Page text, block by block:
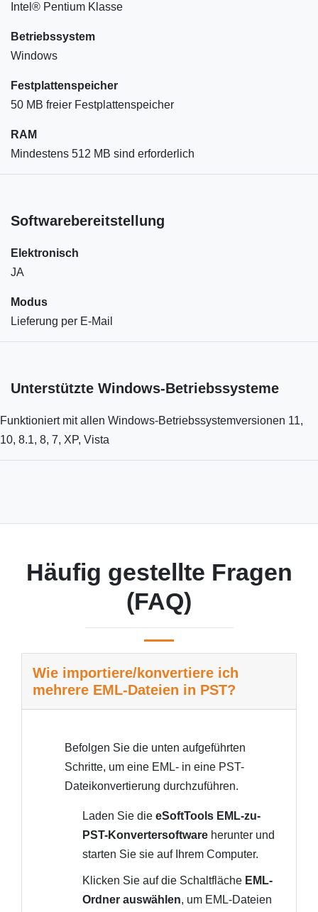
Intel® Pentium Klasse
Betriebssystem
Windows
Festplattenspeicher
50 MB freier Festplattenspeicher
RAM
Mindestens 512 MB sind erforderlich
Softwarebereitstellung
Elektronisch
JA
Modus
Lieferung per E-Mail
Unterstützte Windows-Betriebssysteme
Funktioniert mit allen Windows-Betriebssystemversionen 11,
10, 8.1, 8, 7, XP, Vista
Häufig gestellte Fragen
(FAQ)
Wie importiere/konvertiere ich
mehrere EML-Dateien in PST?
Befolgen Sie die unten aufgeführten
Schritte, um eine EML- in eine PST-
Dateikonvertierung durchzuführen.
Laden Sie die eSoftTools EML-zu-
PST-Konvertersoftware herunter und
starten Sie sie auf Ihrem Computer.
Klicken Sie auf die Schaltfläche EML-
Ordner auswählen, um EML-Dateien